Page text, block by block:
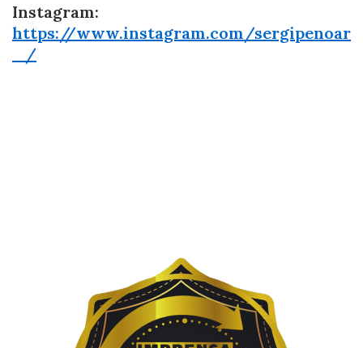
Instagram:
https://www.instagram.com/sergipenoar
_/